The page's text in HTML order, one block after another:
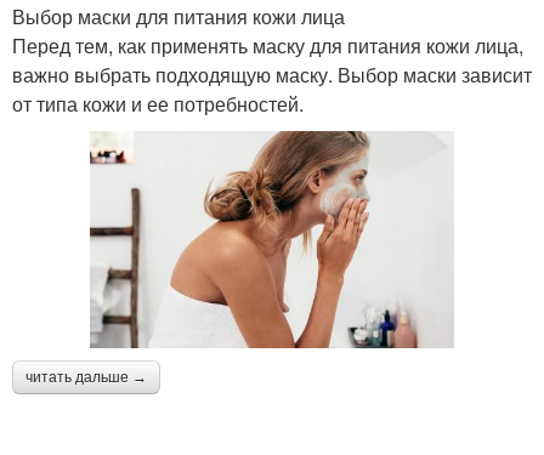
Выбор маски для питания кожи лица
Перед тем, как применять маску для питания кожи лица,
важно выбрать подходящую маску. Выбор маски зависит
от типа кожи и ее потребностей.
читать дальше →